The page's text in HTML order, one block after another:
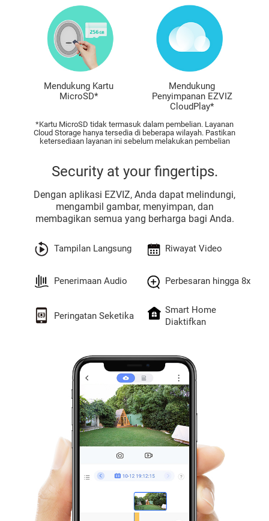
Mendukung Kartu
MicroSD*
Mendukung
Penyimpanan EZVIZ
CloudPlay*
*Kartu MicroSD tidak termasuk dalam pembelian. Layanan
Cloud Storage hanya tersedia di beberapa wilayah. Pastikan
ketersediaan layanan ini sebelum melakukan pembelian
Security at your fingertips.
Dengan aplikasi EZVIZ, Anda dapat melindungi,
mengambil gambar, menyimpan, dan
membagikan semua yang berharga bagi Anda.
Tampilan Langsung
Penerimaan Audio
Peringatan Seketika
Riwayat Video
Perbesaran hingga 8x
Smart Home
Diaktifkan